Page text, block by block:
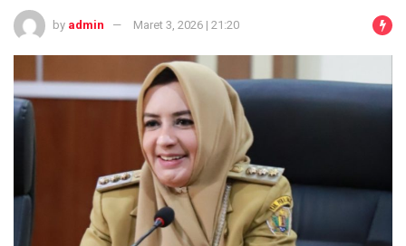
by admin Maret 3, 2026 | 21:20